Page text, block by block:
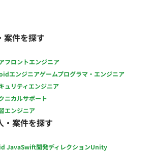
案件を探す
フロントエンジニア
エンジニアゲームプログラマ・エンジニア
ュリティエンジニア
ニカルサポート
エンジニア
・案件を探す
JavaSwift開発ディレクションUnity